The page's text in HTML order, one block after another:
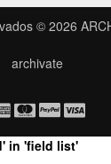
© 2026
archivate
in 'field list'